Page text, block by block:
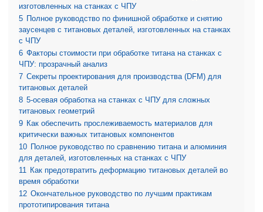
изготовленных на станках с ЧПУ
5 Полное руководство по финишной обработке и снятию
заусенцев с титановых деталей, изготовленных на станках
с ЧПУ
6 Факторы стоимости при обработке титана на станках с
ЧПУ: прозрачный анализ
7 Секреты проектирования для производства (DFM) для
титановых деталей
8 5-осевая обработка на станках с ЧПУ для сложных
титановых геометрий
9 Как обеспечить прослеживаемость материалов для
критически важных титановых компонентов
10 Полное руководство по сравнению титана и алюминия
для деталей, изготовленных на станках с ЧПУ
11
Как предотвратить деформацию титановых деталей во
время обработки
12 Окончательное руководство по лучшим практикам
прототипирования титана